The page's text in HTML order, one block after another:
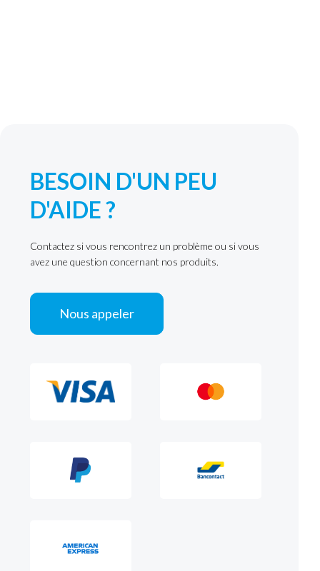
BESOIN D'UN PEU
D'AIDE ?
Contactez si vous rencontrez un problème ou si vous
avez une question concernant nos produits.
Nous appeler